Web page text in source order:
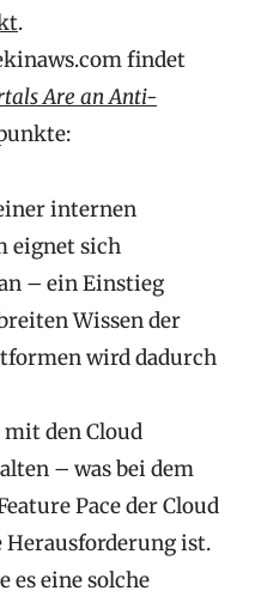
.
findet
Are an Anti-
internen
eignet sich
– ein Einstieg
Wissen der
wird dadurch
den Cloud
– was bei dem
Pace der Cloud
ist.
es eine solche